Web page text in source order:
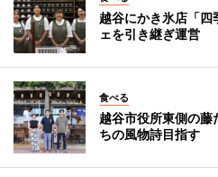
越谷にかき氷店「
ェを引き継ぎ運営
食べる
越谷市役所東側の
ちの風物詩目指す